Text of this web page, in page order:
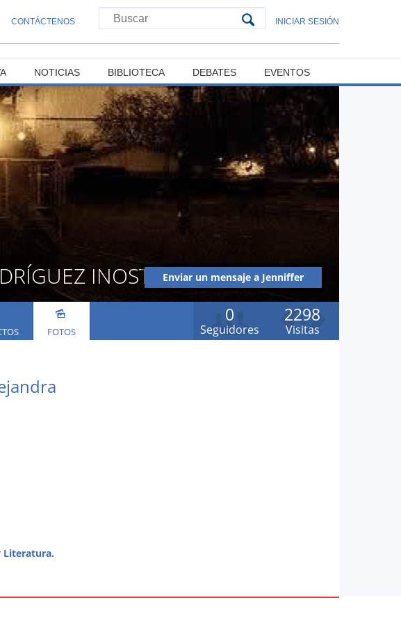
CONTÁCTENOS INICIAR SESIÓN
INOSTROZAEnviar un mensaje a Jenniffer
2298
Visitas
0
Seguidores
FOTOS
Literatura.
NOTICIAS BIBLIOTECA DEBATES EVENTOS